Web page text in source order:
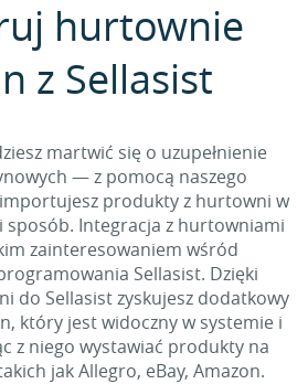
hurtownie
z Sellasist
martwić się o uzupełnienie
— z pomocą naszego
produkty z hurtowni w
sposób. Integracja z hurtowniami
zainteresowaniem wśród
Sellasist. Dzięki
do Sellasist zyskujesz dodatkowy
który jest widoczny w systemie i
z niego wystawiać produkty na
jak Allegro, eBay, Amazon.